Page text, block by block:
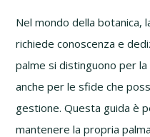
Nel mondo della botanica,
richiede conoscenza e
palme si distinguono per
anche per le sfide che
gestione. Questa guida è
mantenere la propria